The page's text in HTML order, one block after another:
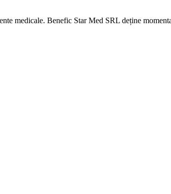
medicale. Benefic Star Med SRL deține